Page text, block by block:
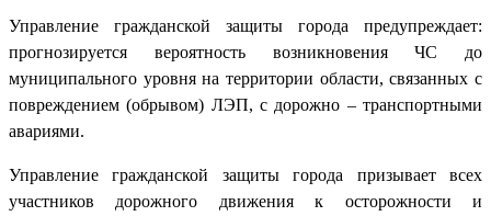
Управление гражданской защиты города предупреждает:
прогнозируется вероятность возникновения ЧС до
муниципального уровня на территории области, связанных с
повреждением (обрывом) ЛЭП, с дорожно – транспортными
авариями.
Управление гражданской защиты города призывает всех
участников дорожного движения к осторожности и